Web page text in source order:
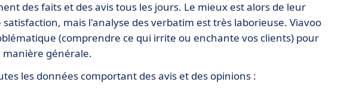
des faits et des avis tous les jours. Le mieux est alors de leur
mais l'analyse des verbatim est très laborieuse. Viavoo
(comprendre ce qui irrite ou enchante vos clients) pour
générale.
les données comportant des avis et des opinions :